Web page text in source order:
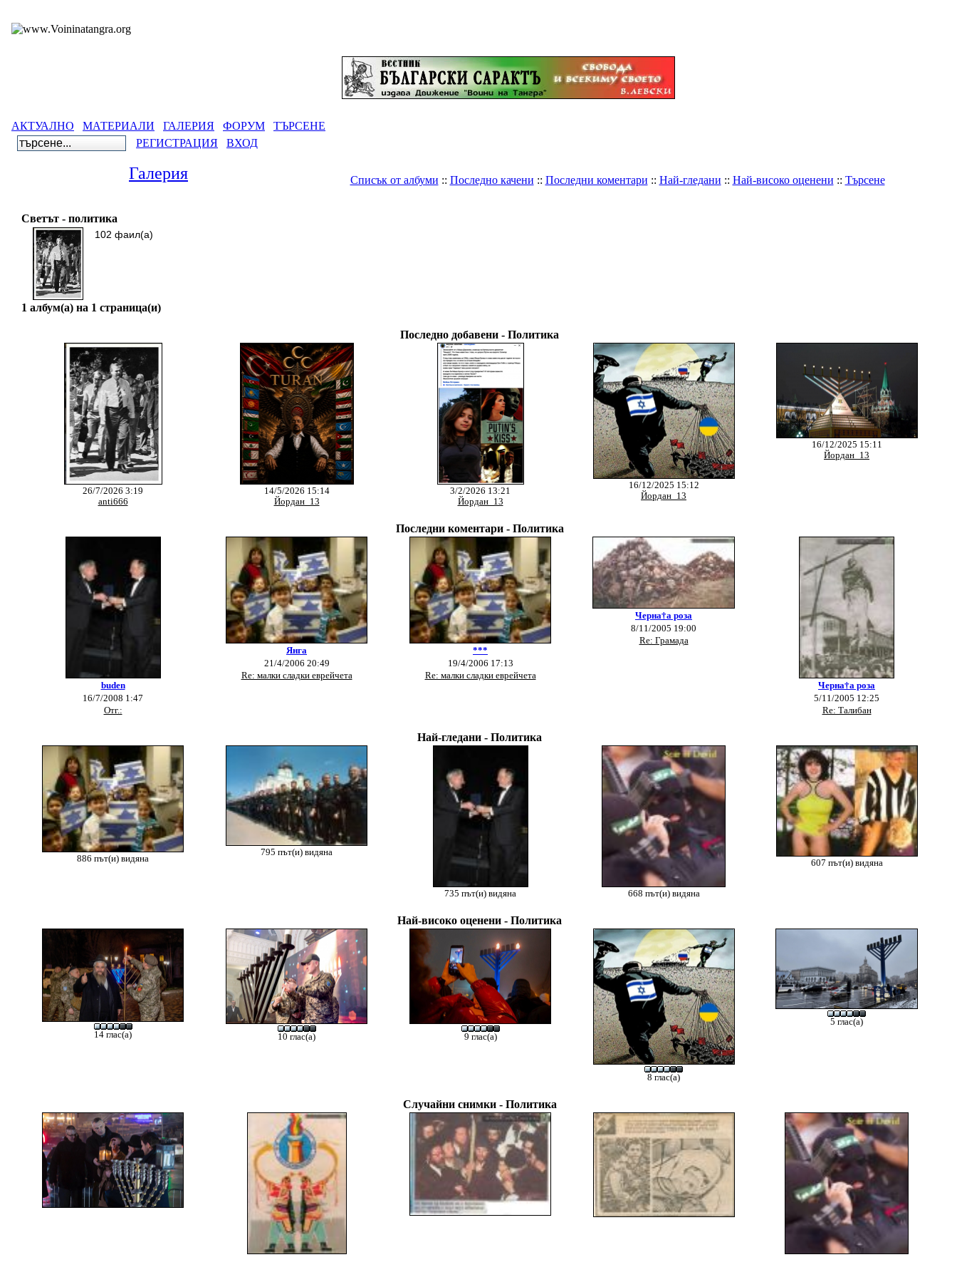
АКТУАЛНО МАТЕРИАЛИ ГАЛЕРИЯ ФОРУМ
ТЪРСЕНЕ
РЕГИСТРАЦИЯ
ВХОД
Галерия Списък от албуми :: Последно качени :: Последни коментари :: Най-гледани :: Най-високо оценени :: Търсене
Светът - политика
102 фаил(а)
1 албум(а) на 1 страница(и)
Последно добавени - Политика
26/7/2026 3:19
anti666
14/5/2026 15:14
Йордан_13
3/2/2026 13:21
Йордан_13
16/12/2025 15:12
Йордан_13
16/12/2025 15:11
Йордан_13
Последни коментари - Политика
buden
16/7/2008 1:47
Отг.:
Янга
21/4/2006 20:49
Re: малки сладки еврейчета
***
19/4/2006 17:13
Re: малки сладки еврейчета
Черна†а роза
8/11/2005 19:00
Re: Грамада
Черна†а роза
5/11/2005 12:25
Re: Талибан
Най-гледани - Политика
886 път(и) видяна
795 път(и) видяна
735 път(и) видяна 668 път(и) видяна
607 път(и) видяна
Най-високо оценени - Политика
14 глас(а) 10 глас(а) 9 глас(а)
8 глас(а)
5 глас(а)
Случайни снимки - Политика